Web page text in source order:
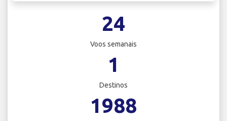
24
Voos semanais
1
Destinos
1988